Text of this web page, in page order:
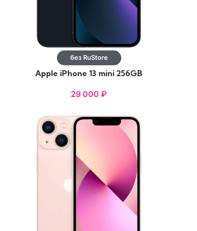
без RuStore
Apple iPhone 13 mini 256GB
29 000₽